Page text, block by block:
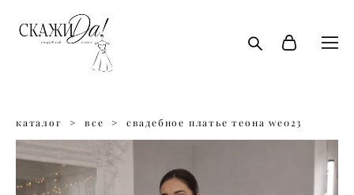
каталог > все > свадебное платье теона we023